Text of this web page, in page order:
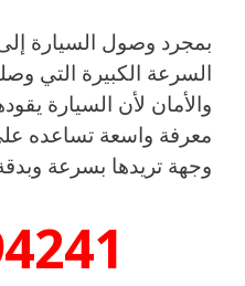
بمجرد وصول السيارة
السرعة الكبيرة التي
والأمان لأن السيارة
معرفة واسعة تساعده
وجهة تريدها بسرعة